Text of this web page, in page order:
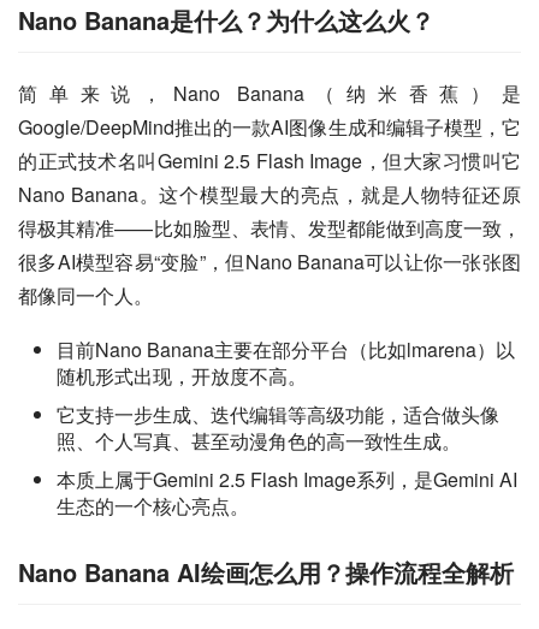
Nano Banana是什么？为什么这么火？
简单来说，Nano Banana（纳米香蕉）是
Google/DeepMind推出的一款AI图像生成和编辑子模型，它
的正式技术名叫Gemini 2.5 Flash Image，但大家习惯叫它
Nano Banana。这个模型最大的亮点，就是人物特征还原
得极其精准——比如脸型、表情、发型都能做到高度一致，
很多AI模型容易“变脸”，但Nano Banana可以让你一张张图
都像同一个人。
目前Nano Banana主要在部分平台（比如lmarena）以
随机形式出现，开放度不高。
它支持一步生成、迭代编辑等高级功能，适合做头像
照、个人写真、甚至动漫角色的高一致性生成。
本质上属于Gemini 2.5 Flash Image系列，是Gemini AI
生态的一个核心亮点。
Nano Banana AI绘画怎么用？操作流程全解析